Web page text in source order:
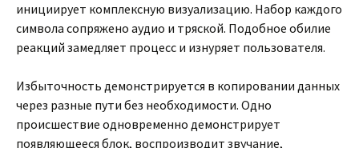
инициирует комплексную визуализацию. Набор каждого
символа сопряжено аудио и тряской. Подобное обилие
реакций замедляет процесс и изнуряет пользователя.
Избыточность демонстрируется в копировании данных
через разные пути без необходимости. Одно
происшествие одновременно демонстрирует
появляющееся блок, воспроизводит звучание,